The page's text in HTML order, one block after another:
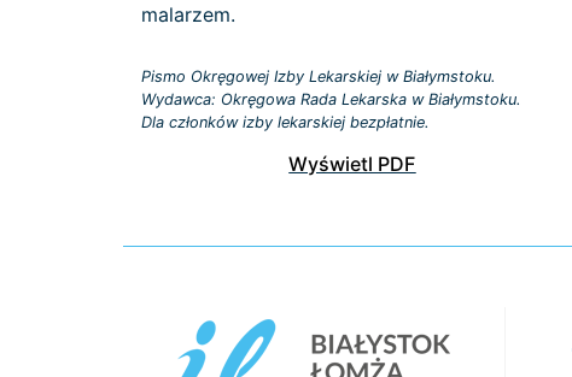
malarzem.
Pismo Okręgowej Izby Lekarskiej w Białymstoku.
Wydawca: Okręgowa Rada Lekarska w Białymstoku.
Dla członków izby lekarskiej bezpłatnie.
Wyświetl PDF